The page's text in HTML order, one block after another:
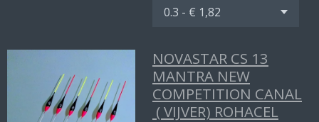
NOVASTAR CS 13
MANTRA NEW
COMPETITION CANAL
( VIJVER) ROHACEL